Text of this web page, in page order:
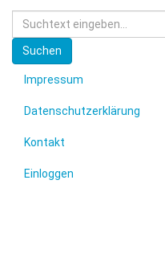
Suchen
Impressum
Datenschutzerklärung
Kontakt
Einloggen